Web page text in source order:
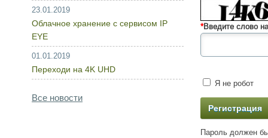
*Введите слово
Я не робот
Пароль должен
23.01.2019
Облачное хранение с сервисом IP
EYE
01.01.2019
Переходи на 4K UHD
Все новости